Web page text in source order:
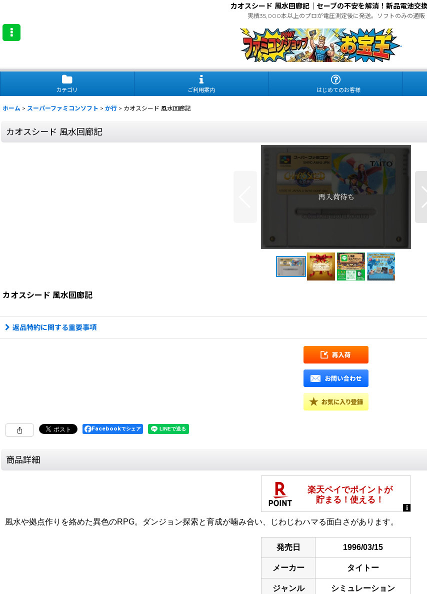
カオスシード 風水回廊記｜セーブの不安を解消！新品電池交
実績35,000本以上のプロが電圧測定後に発送。ソフトのみの通販
.
カテゴリ ご利用案内 はじめてのお客様
ホーム > スーパーファミコンソフト > か行 > カオスシード 風水回廊記
カオスシード 風水回廊記
カオスシード 風水回廊記
返品特約に関する重要事項
Facebookでシェア
商品詳細
風水や拠点作りを絡めた異色のRPG。ダンジョン探索と育成が噛み合い、じわじわハマる面白さがあります。
発売日 1996/03/15
メーカー タイトー
ジャンル シミュレーション